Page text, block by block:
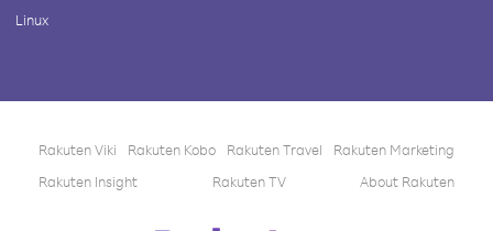
Linux
Rakuten Viki Rakuten Kobo Rakuten Travel
Rakuten Marketing
Rakuten Insight
Rakuten TV About Rakuten